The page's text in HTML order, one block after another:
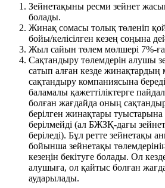
Зейнетақыны ресми зейнет
болады.
Жинақ сомасы толық төленіп
бойы/келісілген кезең соңына
Жыл сайын төлем мөлшері 7%-
Сақтандыру төлемдерін алушы
сатып алған кезде
сақтандыру компаниясына
баламалы қажеттіліктерге
болған жағдайда оның
берілген жинақтары туыстарына
берілмейді (ал БЖЗҚ-дағы
беріледі). Бұл ретте зейнетақы
бойынша зейнетақы төлемдерінің
кезеңін бекітуге болады. Ол
алушыға, ол қайтыс болған
аударылады.